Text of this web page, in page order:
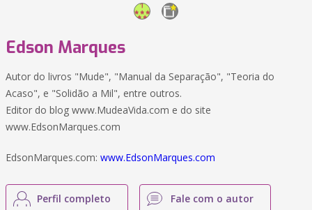
Edson Marques
Autor do livros "Mude", "Manual da Separação", "Teoria do
Acaso", e "Solidão a Mil", entre outros.
Editor do blog www.MudeaVida.com e do site
www.EdsonMarques.com
EdsonMarques.com: www.EdsonMarques.com
Perfil completo Fale com o autor